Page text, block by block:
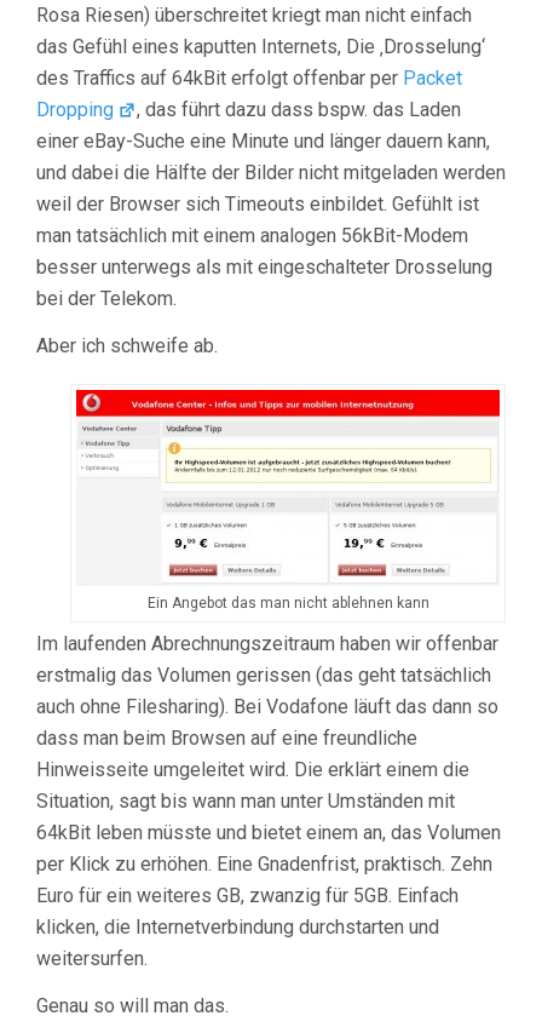
Rosa Riesen) überschreitet kriegt man nicht einfach
das Gefühl eines kaputten Internets, Die ‚Drosselung‘
des Traffics auf 64kBit erfolgt offenbar per Packet
Dropping
, das führt dazu dass bspw. das Laden
einer eBay-Suche eine Minute und länger dauern kann,
und dabei die Hälfte der Bilder nicht mitgeladen werden
weil der Browser sich Timeouts einbildet. Gefühlt ist
man tatsächlich mit einem analogen 56kBit-Modem
besser unterwegs als mit eingeschalteter Drosselung
bei der Telekom.
Aber ich schweife ab.
Ein Angebot das man nicht ablehnen kann
Im laufenden Abrechnungszeitraum haben wir offenbar
erstmalig das Volumen gerissen (das geht tatsächlich
auch ohne Filesharing). Bei Vodafone läuft das dann so
dass man beim Browsen auf eine freundliche
Hinweisseite umgeleitet wird. Die erklärt einem die
Situation, sagt bis wann man unter Umständen mit
64kBit leben müsste und bietet einem an, das Volumen
per Klick zu erhöhen. Eine Gnadenfrist, praktisch. Zehn
Euro für ein weiteres GB, zwanzig für 5GB. Einfach
klicken, die Internetverbindung durchstarten und
weitersurfen.
Genau so will man das.